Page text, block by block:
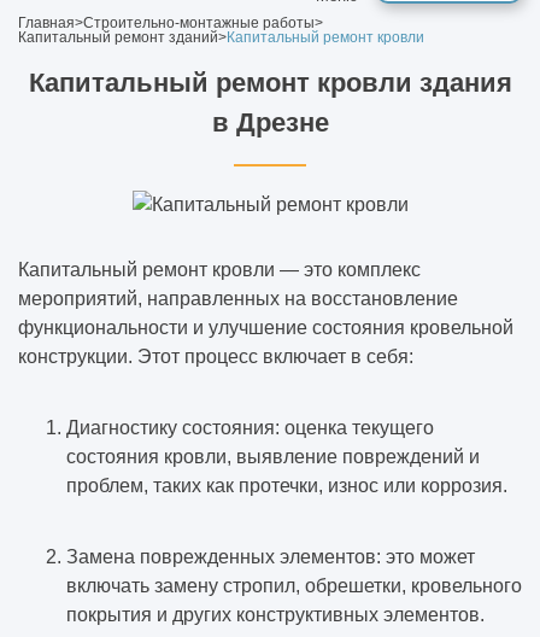
Главная>Строительно-монтажные работы>
Капитальный ремонт зданий>Капитальный ремонт кровли
Капитальный ремонт кровли здания
в Дрезне
Капитальный ремонт кровли — это комплекс
мероприятий, направленных на восстановление
функциональности и улучшение состояния кровельной
конструкции. Этот процесс включает в себя:
Диагностику состояния: оценка текущего
состояния кровли, выявление повреждений и
проблем, таких как протечки, износ или коррозия.
Замена поврежденных элементов: это может
включать замену стропил, обрешетки, кровельного
покрытия и других конструктивных элементов.